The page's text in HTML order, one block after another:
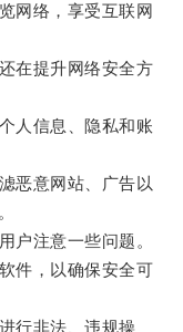
网络，享受互联网
在提升网络安全方
人信息、隐私和账
意网站、广告以
注意一些问题。
件，以确保安全可
行非法、违规操